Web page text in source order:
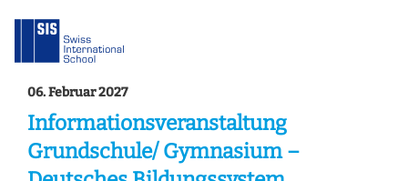
06. Februar 2027
Informationsveranstaltung
Grundschule/ Gymnasium –